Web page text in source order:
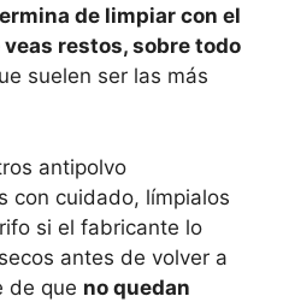
de limpiar con el
restos, sobre todo
suelen ser las más
antipolvo
con cuidado, límpialos
si el fabricante lo
antes de volver a
de que no quedan